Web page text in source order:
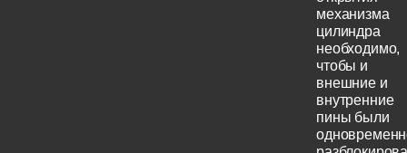
механизма
цилиндра
необходимо,
чтобы и
внешние и
внутренние
пины были